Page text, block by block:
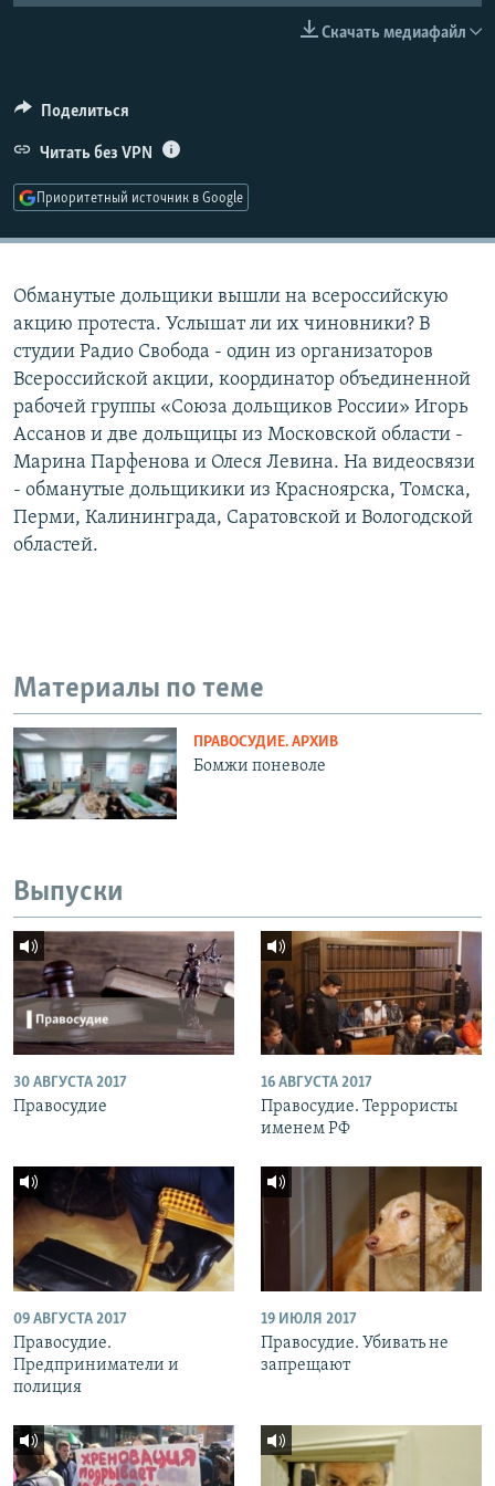
СОЦИАЛЬНЫЕ СЕТИ
Скачать медиафайл
Поделиться
Читать без VPN
Приоритетный источник в Google
Обманутые дольщики вышли на всероссийскую
акцию протеста. Услышат ли их чиновники? В
студии Радио Свобода - один из организаторов
Всероссийской акции, координатор объединенной
рабочей группы «Союза дольщиков России» Игорь
Ассанов и две дольщицы из Московской области -
Марина Парфенова и Олеся Левина. На видеосвязи
- обманутые дольщикики из Красноярска, Томска,
Перми, Калининграда, Саратовской и Вологодской
областей.
Материалы по теме
ПРАВОСУДИЕ. АРХИВ
Бомжи поневоле
Выпуски
30 АВГУСТА 2017
Правосудие
16 АВГУСТА 2017
Правосудие. Террористы
именем РФ
09 АВГУСТА 2017
Правосудие.
Предприниматели и
полиция
19 ИЮЛЯ 2017
Правосудие. Убивать не
запрещают